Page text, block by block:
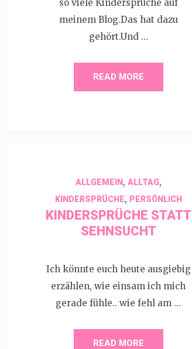
so viele Kindersprüche auf
meinem Blog.Das hat dazu
gehört.Und …
READ MORE
ALLGEMEIN, ALLTAG,
KINDERSPRÜCHE, PERSÖNLICH
KINDERSPRÜCHE STATT
SEHNSUCHT
Ich könnte euch heute ausgiebig
erzählen, wie einsam ich mich
gerade fühle.. wie fehl am …
READ MORE